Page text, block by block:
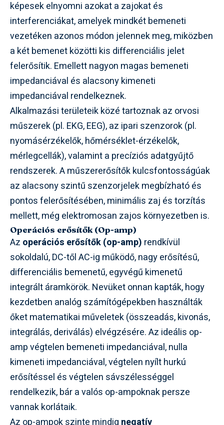
képesek elnyomni azokat a zajokat és
interferenciákat, amelyek mindkét bemeneti
vezetéken azonos módon jelennek meg, miközben
a két bemenet közötti kis differenciális jelet
felerősítik. Emellett nagyon magas bemeneti
impedanciával és alacsony kimeneti
impedanciával rendelkeznek.
Alkalmazási területeik közé tartoznak az orvosi
műszerek (pl. EKG, EEG), az ipari szenzorok (pl.
nyomásérzékelők, hőmérséklet-érzékelők,
mérlegcellák), valamint a precíziós adatgyűjtő
rendszerek. A műszererősítők kulcsfontosságúak
az alacsony szintű szenzorjelek megbízható és
pontos felerősítésében, minimális zaj és torzítás
mellett, még elektromosan zajos környezetben is.
Operációs erősítők (Op-amp)
Az operációs erősítők (op-amp) rendkívül
sokoldalú, DC-től AC-ig működő, nagy erősítésű,
differenciális bemenetű, egyvégű kimenetű
integrált áramkörök. Nevüket onnan kapták, hogy
kezdetben analóg számítógépekben használták
őket matematikai műveletek (összeadás, kivonás,
integrálás, deriválás) elvégzésére. Az ideális op-
amp végtelen bemeneti impedanciával, nulla
kimeneti impedanciával, végtelen nyílt hurkú
erősítéssel és végtelen sávszélességgel
rendelkezik, bár a valós op-ampoknak persze
vannak korlátaik.